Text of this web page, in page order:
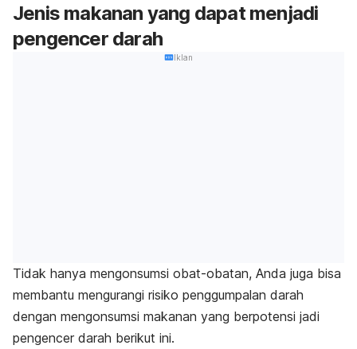
Jenis makanan yang dapat menjadi
pengencer darah
Iklan
Tidak hanya mengonsumsi obat-obatan, Anda juga bisa
membantu mengurangi risiko penggumpalan darah
dengan mengonsumsi makanan yang berpotensi jadi
pengencer darah berikut ini.